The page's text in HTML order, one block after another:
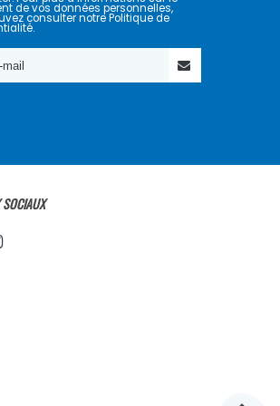
de vos données personnelles,
consulter notre Politique de